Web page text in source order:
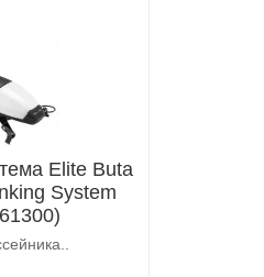
Elite Buta
System